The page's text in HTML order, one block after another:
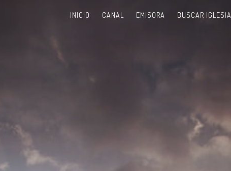
INICIO CANAL EMISORA BUSCAR IGLESIA